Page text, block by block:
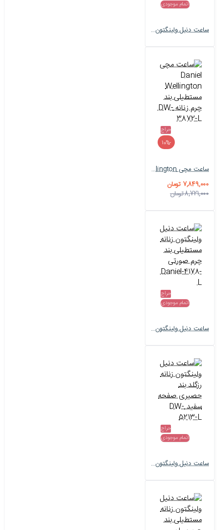
اتمام موجودی
ساعت دنیل ولینگتون مستطیلی زنانه صفحه سبز بند چرم DW-3871-L
حراج
-10%
ساعت مچی Daniel Wellington مستطیلی بند چرم زنانه DW-3872-L
7,849,000 تومان
8,721,000 تومان
حراج
اتمام موجودی
ساعت دنیل ولینگتون زنانه مستطیلی بند چرم صورتی Daniel-4178-L
حراج
اتمام موجودی
ساعت دنیل ولینگتون زنانه رزگلد بند حصیری صفحه سفید DW-5213-L